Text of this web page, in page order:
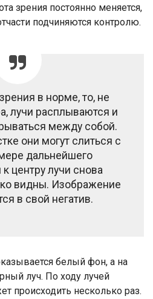
зрения постоянно меняется,
подчиняются контролю.
в норме, то, не
лучи расплываются и
между собой.
они могут слиться с
дальнейшего
центру лучи снова
видны. Изображение
в свой негатив.
белый фон, а на
луч. По ходу лучей
происходить несколько раз.